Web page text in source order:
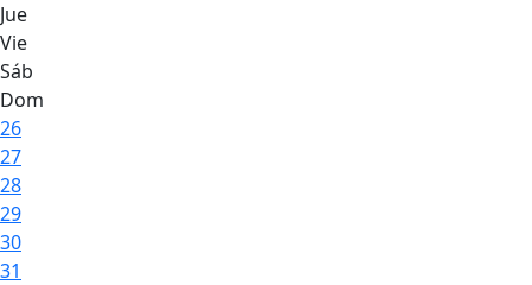
Jue
Vie
Sáb
Dom
26
27
28
29
30
31